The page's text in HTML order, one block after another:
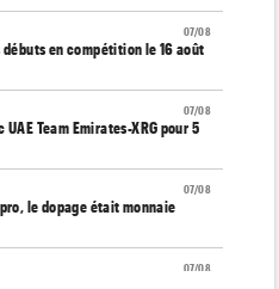
07/08
en compétition le 16 août
07/08
Team Emirates-XRG pour 5
07/08
le dopage était monnaie
07/08